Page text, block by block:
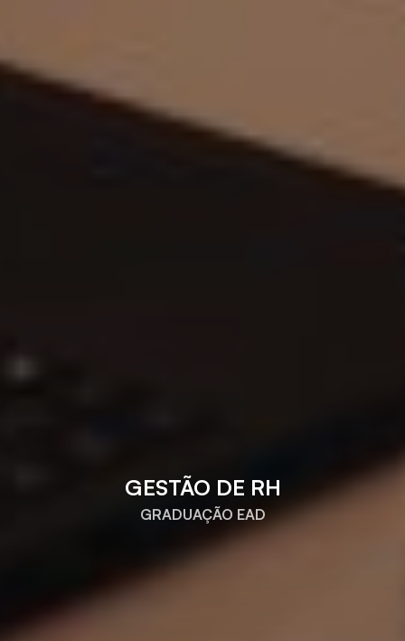
GESTÃO DE RH
GRADUAÇÃO EAD